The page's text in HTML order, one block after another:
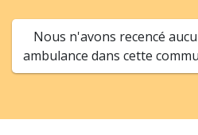
Nous n'avons recencé
ambulance dans cette